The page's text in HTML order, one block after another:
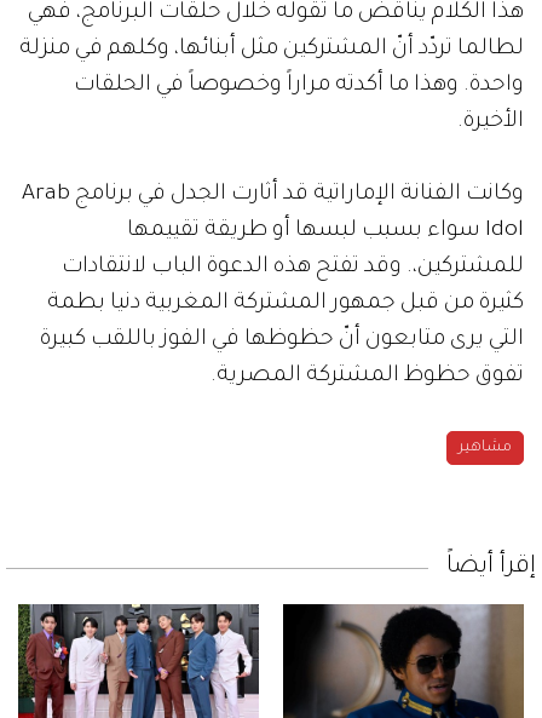
هذا الكلام يناقض ما تقوله خلال حلقات البرنامج، فهي
لطالما تردّد أنّ المشتركين مثل أبنائها، وكلهم في منزلة
واحدة. وهذا ما أكدته مراراً وخصوصاً في الحلقات
الأخيرة.
وكانت الفنانة الإماراتية قد أثارت الجدل في برنامج Arab
Idol سواء بسبب لبسها أو طريقة تقييمها
للمشتركين،. وقد تفتح هذه الدعوة الباب لانتقادات
كثيرة من قبل جمهور المشتركة المغربية دنيا بطمة
التي يرى متابعون أنّ حظوظها في الفوز باللقب كبيرة
تفوق حظوظ المشتركة المصرية.
مشاهير
إقرأ أيضاً